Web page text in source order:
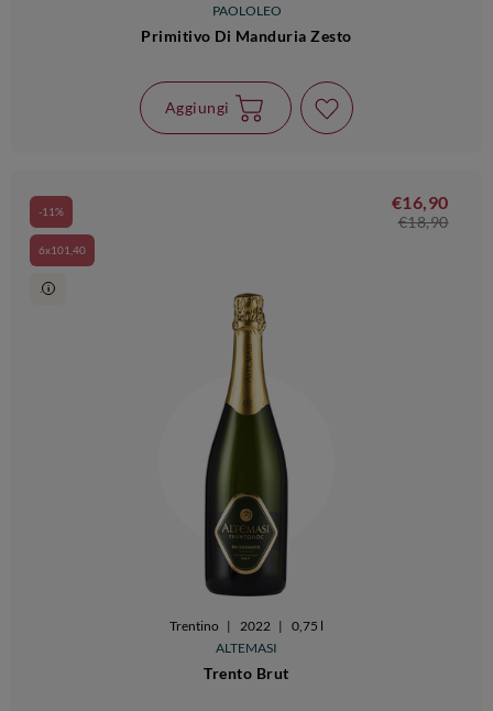
PAOLOLEO
Primitivo Di Manduria Zesto
Aggiungi
-11%
6x101,40
. i
€16,90
€18,90
Trentino | 2022 |
0,75 l
ALTEMASI
Trento Brut